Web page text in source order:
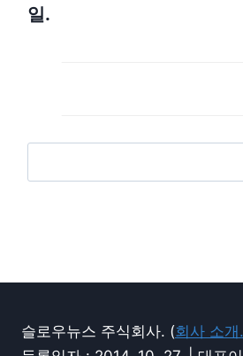
일.
슬로우뉴스 주식회사. (회사 소개.